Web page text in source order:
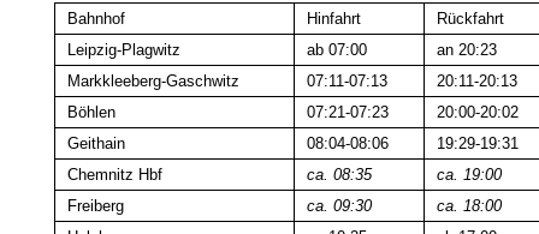
Bahnhof Hinfahrt
Rückfahrt
Leipzig-Plagwitz
ab 07:00
an 20:23
Markkleeberg-Gaschwitz
07:11-07:13
20:11-20:13
Böhlen
07:21-07:23
20:00-20:02
Geithain
08:04-08:06
19:29-19:31
Chemnitz Hbf
ca. 08:35
ca. 19:00
Freiberg
ca. 09:30
ca. 18:00